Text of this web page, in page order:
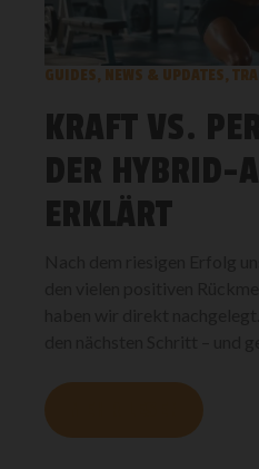
GUIDES, NEWS & UPDATES,
KRAFT VS.
DER HYBRID-
ERKLÄRT